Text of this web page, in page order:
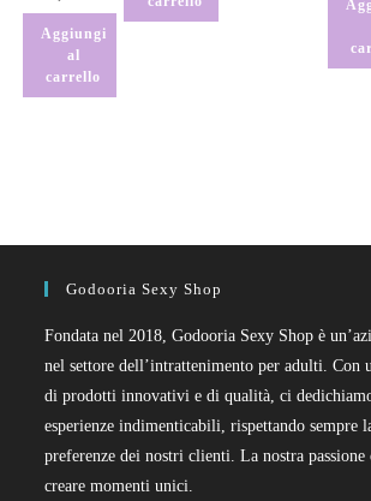
Aggiungi
al
carrello
Godooria Sexy Shop
Fondata nel 2018, Godooria Sexy Shop è
nel settore dell’intrattenimento per adulti. Con
di prodotti innovativi e di qualità, ci
esperienze indimenticabili, rispettando sempre
preferenze dei nostri clienti. La nostra passione
creare momenti unici.